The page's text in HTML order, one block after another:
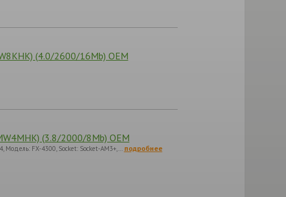
(4.0/2600/16Mb) OEM
(3.8/2000/8Mb) OEM
Модель: FX-4300, Socket: Socket-AM3+,… подробнее